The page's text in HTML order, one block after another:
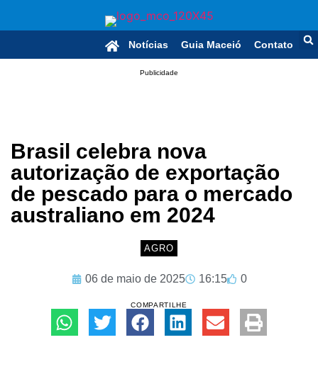
Notícias Guia Maceió Contato
Publicidade
Brasil celebra nova
autorização de exportação
de pescado para o mercado
australiano em 2024
AGRO
06 de maio de 2025 16:15 0
COMPARTILHE